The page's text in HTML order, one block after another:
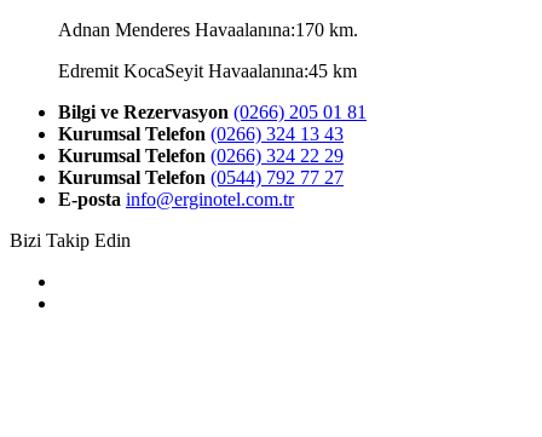
Adnan Menderes Havaalanına:170 km.
Edremit KocaSeyit Havaalanına:45 km
Bilgi ve Rezervasyon (0266) 205 01 81
Kurumsal Telefon (0266) 324 13 43
Kurumsal Telefon (0266) 324 22 29
Kurumsal Telefon (0544) 792 77 27
E-posta info@erginotel.com.tr
Bizi Takip Edin